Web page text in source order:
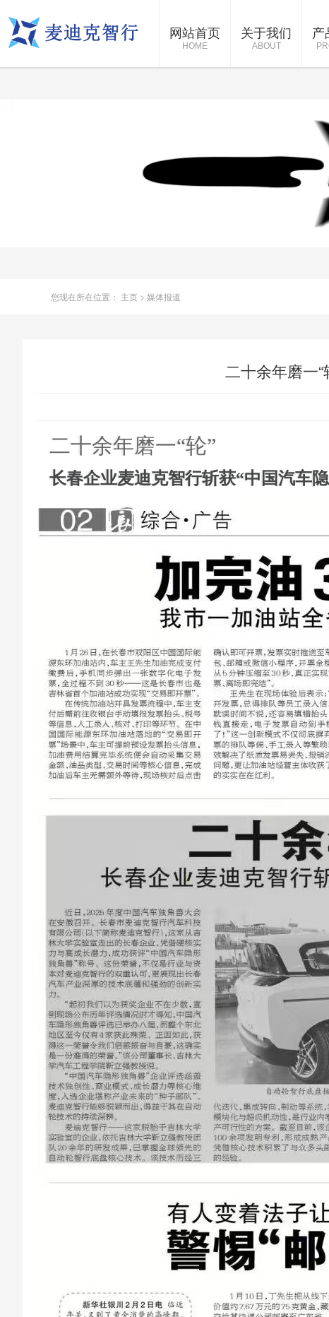
网站首页
HOME
关于我们
ABOUT
产
您现在所在位置： 主页 > 媒体报道
二十余年磨一
二十余年磨一“轮”
长春企业麦迪克智行斩获“中国汽车